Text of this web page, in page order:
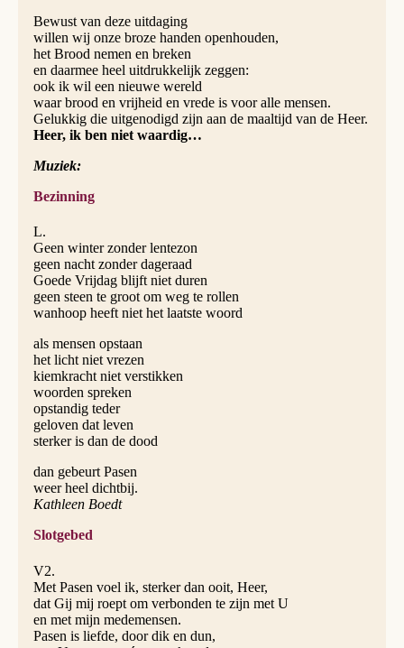
Bewust van deze uitdaging
willen wij onze broze handen openhouden,
het Brood nemen en breken
en daarmee heel uitdrukkelijk zeggen:
ook ik wil een nieuwe wereld
waar brood en vrijheid en vrede is voor alle mensen.
Gelukkig die uitgenodigd zijn aan de maaltijd van de Heer.
Heer, ik ben niet waardig…
Muziek:
Bezinning
L.
Geen winter zonder lentezon
geen nacht zonder dageraad
Goede Vrijdag blijft niet duren
geen steen te groot om weg te rollen
wanhoop heeft niet het laatste woord
als mensen opstaan
het licht niet vrezen
kiemkracht niet verstikken
woorden spreken
opstandig teder
geloven dat leven
sterker is dan de dood
dan gebeurt Pasen
weer heel dichtbij.
Kathleen Boedt
Slotgebed
V2.
Met Pasen voel ik, sterker dan ooit, Heer,
dat Gij mij roept om verbonden te zijn met U
en met mijn medemensen.
Pasen is liefde, door dik en dun,